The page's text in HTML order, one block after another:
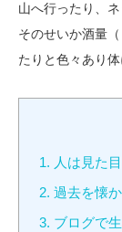
山へ行ったり、
そのせいか酒量
たりと色々あり
1. 人は見た
2. 過去を懐
3. ブログで